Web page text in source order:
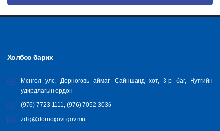
Холбоо барих
Монгол улс, Дорноговь аймаг, Сайншанд хот, 3-р баг, Нутгийн
удирдлагын ордон
(976) 7723 1111, (976) 7052 3036
zdtg@dornogovi.gov.mn